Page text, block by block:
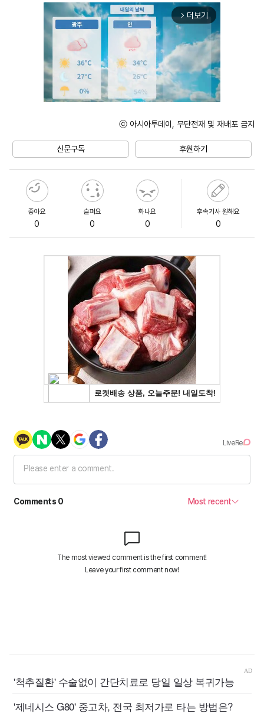
arrow_forward_ios 더보기
ⓒ 아시아투데이, 무단전재 및 재배포 금지
신문구독 후원하기
좋아요
0
슬퍼요
0
화나요
0
후속기사 원해요
0